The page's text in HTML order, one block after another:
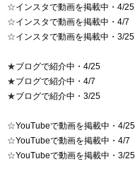
☆インスタで動画を掲載中・4/25
☆インスタで動画を掲載中・4/7
☆インスタで動画を掲載中・3/25
★ブログで紹介中・4/25
★ブログで紹介中・4/7
★ブログで紹介中・3/25
☆YouTubeで動画を掲載中・4/25
☆YouTubeで動画を掲載中・4/7
☆YouTubeで動画を掲載中・3/25